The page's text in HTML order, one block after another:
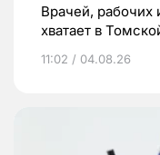
Врачей, рабочих
хватает в
11:02 / 04.08.26